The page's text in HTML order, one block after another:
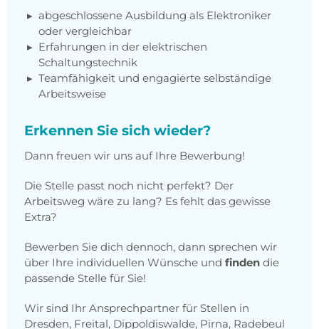
abgeschlossene Ausbildung als Elektroniker
oder vergleichbar
Erfahrungen in der elektrischen
Schaltungstechnik
Teamfähigkeit und engagierte selbständige
Arbeitsweise
Erkennen Sie sich wieder?
Dann freuen wir uns auf Ihre Bewerbung!
Die Stelle passt noch nicht perfekt? Der
Arbeitsweg wäre zu lang? Es fehlt das gewisse
Extra?
Bewerben Sie dich dennoch, dann sprechen wir
über Ihre individuellen Wünsche und finden die
passende Stelle für Sie!
Wir sind Ihr Ansprechpartner für Stellen in
Dresden, Freital, Dippoldiswalde, Pirna, Radebeul